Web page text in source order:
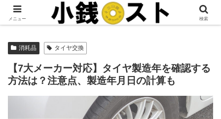
当サイトではアフィリエイト広告を掲載しています。
消耗品 タイヤ交換
【7大メーカー対応】タイヤ製造年を確認する
方法は？注意点、製造年月日の計算も
メニュー 検索